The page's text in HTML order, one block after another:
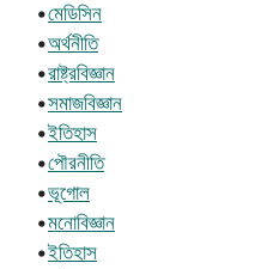
•মেডিসিন
•অর্থনীতি
•রাষ্ট্রবিজ্ঞান
•সমাজবিজ্ঞান
•ইতিহাস
•পৌরনীতি
•ভূগোল
•মনোবিজ্ঞান
•ইতিহাস